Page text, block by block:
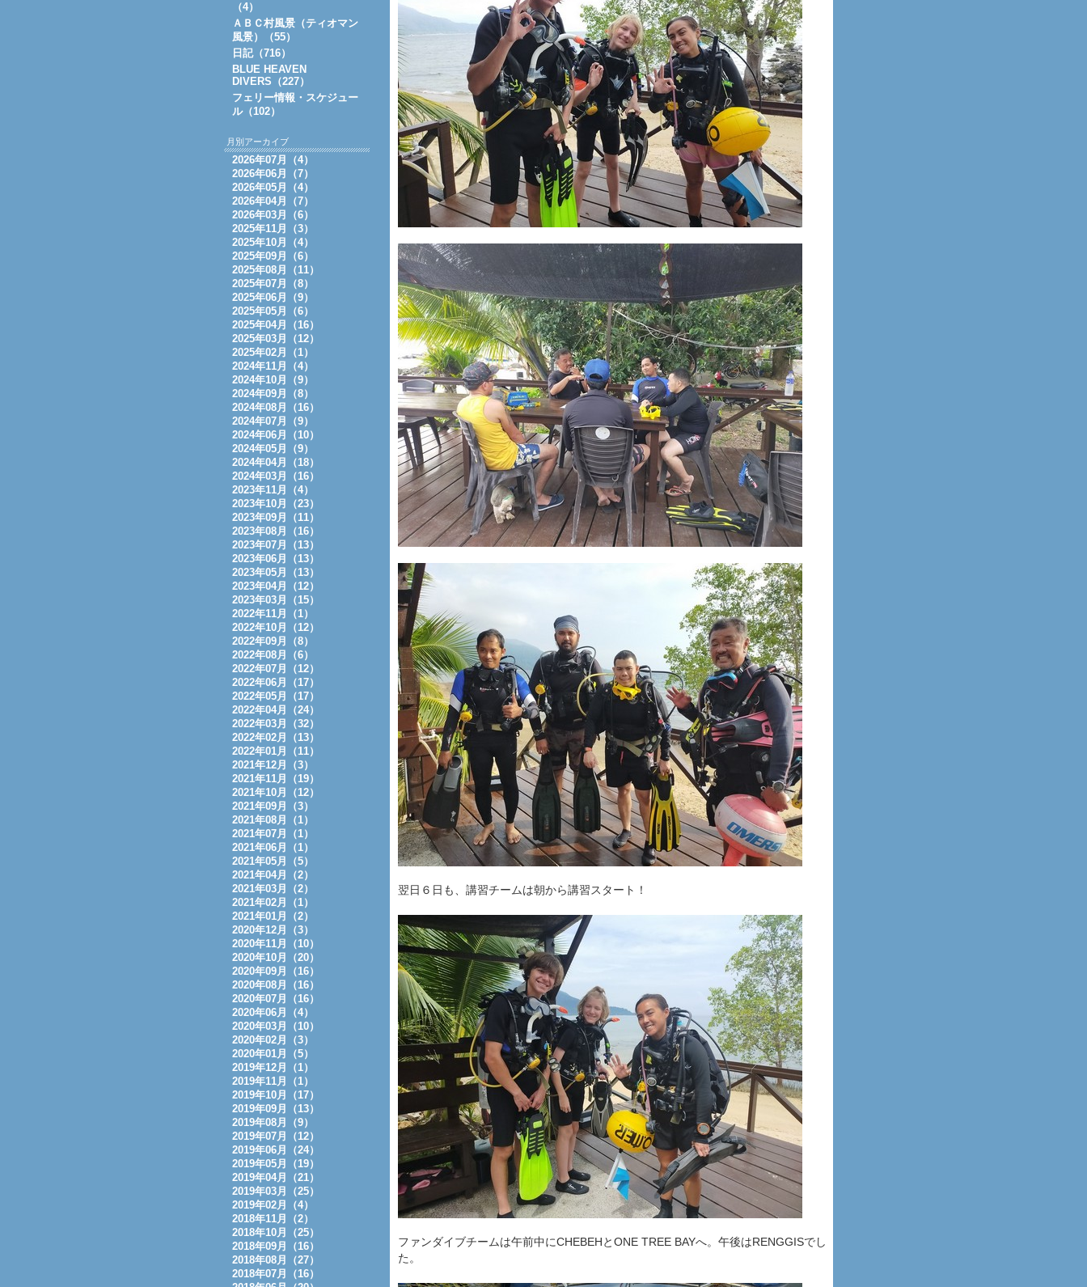
翌日６日も、講習チームは朝から講習スタート！
ファンダイブチームは午前中にCHEBEHとONE TREE BAYへ。午後はRENGGISでし
た。
（4）
ＡＢＣ村風景（ティオマン
風景）（55）
日記（716）
BLUE HEAVEN
DIVERS（227）
フェリー情報・スケジュー
ル（102）
月別アーカイブ
2026年07月（4）
2026年06月（7）
2026年05月（4）
2026年04月（7）
2026年03月（6）
2025年11月（3）
2025年10月（4）
2025年09月（6）
2025年08月（11）
2025年07月（8）
2025年06月（9）
2025年05月（6）
2025年04月（16）
2025年03月（12）
2025年02月（1）
2024年11月（4）
2024年10月（9）
2024年09月（8）
2024年08月（16）
2024年07月（9）
2024年06月（10）
2024年05月（9）
2024年04月（18）
2024年03月（16）
2023年11月（4）
2023年10月（23）
2023年09月（11）
2023年08月（16）
2023年07月（13）
2023年06月（13）
2023年05月（13）
2023年04月（12）
2023年03月（15）
2022年11月（1）
2022年10月（12）
2022年09月（8）
2022年08月（6）
2022年07月（12）
2022年06月（17）
2022年05月（17）
2022年04月（24）
2022年03月（32）
2022年02月（13）
2022年01月（11）
2021年12月（3）
2021年11月（19）
2021年10月（12）
2021年09月（3）
2021年08月（1）
2021年07月（1）
2021年06月（1）
2021年05月（5）
2021年04月（2）
2021年03月（2）
2021年02月（1）
2021年01月（2）
2020年12月（3）
2020年11月（10）
2020年10月（20）
2020年09月（16）
2020年08月（16）
2020年07月（16）
2020年06月（4）
2020年03月（10）
2020年02月（3）
2020年01月（5）
2019年12月（1）
2019年11月（1）
2019年10月（17）
2019年09月（13）
2019年08月（9）
2019年07月（12）
2019年06月（24）
2019年05月（19）
2019年04月（21）
2019年03月（25）
2019年02月（4）
2018年11月（2）
2018年10月（25）
2018年09月（16）
2018年08月（27）
2018年07月（16）